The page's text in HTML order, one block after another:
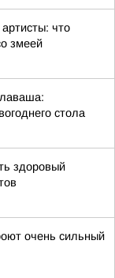
что
змеей
стола
здоровый
очень сильный